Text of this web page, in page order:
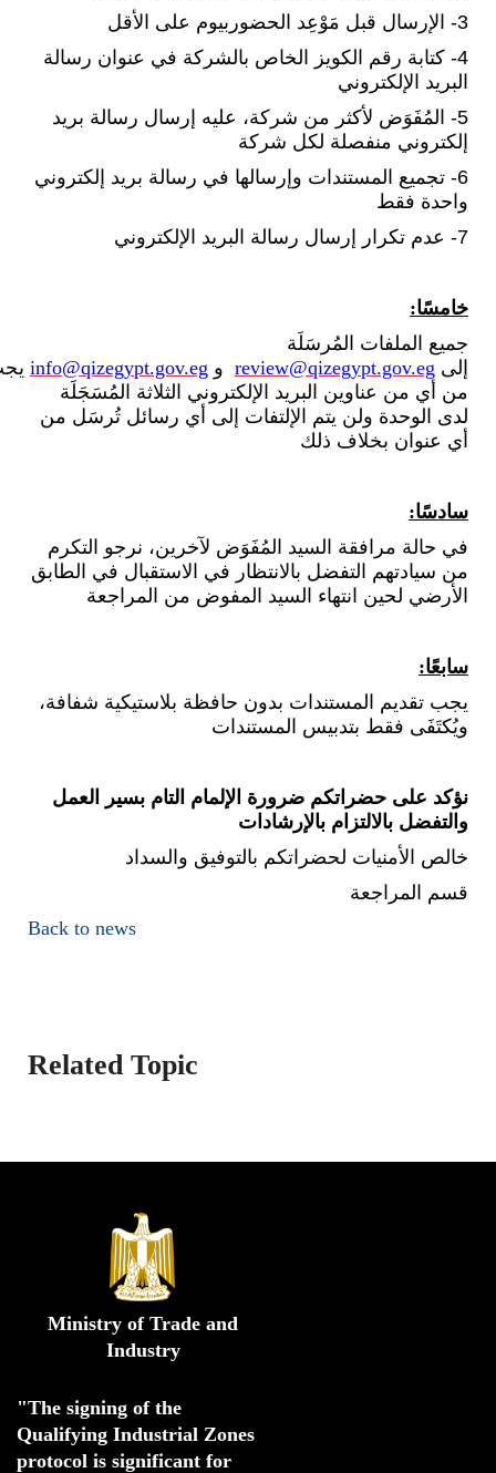
3- الإرسال قبل مَوْعِد الحضور
بيوم على الأقل
4- كتابة رقم الكويز الخاص بالشركة في عنوان رسالة
البريد الإلكتروني
5- المُفَوَض لأكثر من شركة، عليه إرسال رسالة بريد
إلكتروني منفصلة لكل شركة
6- تجميع المستندات وإرسالها في رسالة بريد إلكتروني
واحدة فقط
7- عدم تكرار إرسال رسالة البريد الإلكتروني
خامسًا:
جميع الملفات المُرسَلَة
إلى review@qizegypt.gov.eg و info@qizegypt.gov.eg
من أي من عناوين البريد الإلكتروني الثلاثة المُسَجَلَة
لدى الوحدة ولن يتم الإلتفات إلى أي رسائل تُرسَل من
أي عنوان بخلاف ذلك
سادسًا:
في حالة مرافقة السيد المُفَوَض لآخرين، نرجو التكرم
من سيادتهم التفضل بالانتظار في الاستقبال في الطابق
الأرضي لحين انتهاء السيد المفوض من المراجعة
سابعًا:
يجب تقديم المستندات بدون حافظة بلاستيكية شفافة،
ويُكتَفَى فقط بتدبيس المستندات
نؤكد على حضراتكم ضرورة الإلمام التام بسير العمل
والتفضل بالالتزام بالإرشادات
خالص الأمنيات لحضراتكم بالتوفيق والسداد
قسم المراجعة
Back to news
Related Topic
Ministry of Trade and
Industry
"The signing of the
Qualifying Industrial Zones
protocol is significant for